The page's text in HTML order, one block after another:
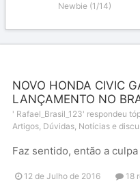
Newbie (1/14)
NOVO HONDA CIVIC
LANÇAMENTO NO
' Rafael_Brasil_123' respondeu
Artigos, Dúvidas, Notícias e
Faz sentido, então a
12 de Julho de 2016 18